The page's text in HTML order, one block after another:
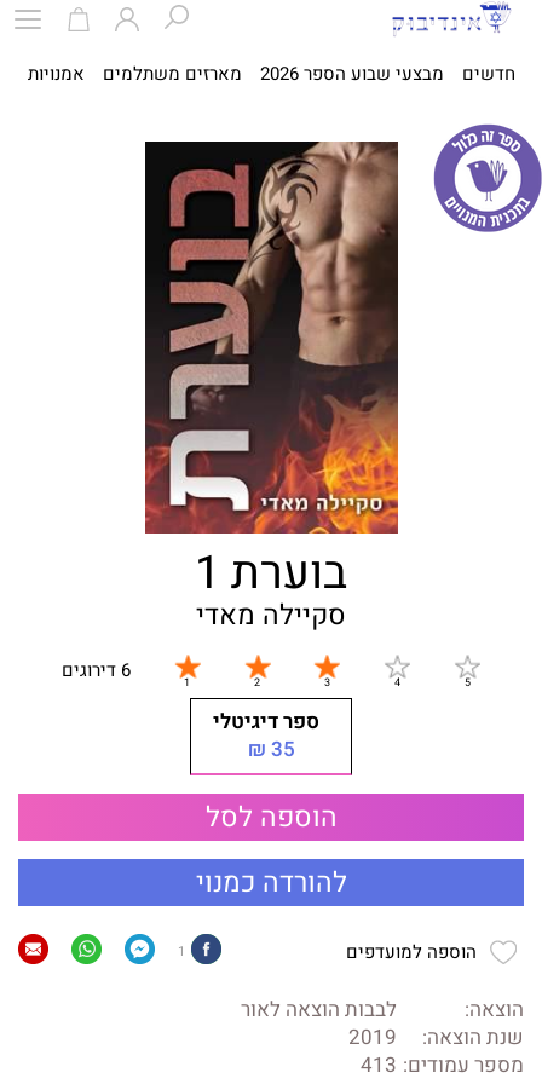
חדשים מבצעי שבוע הספר 2026 מארזים משתלמים אמנויות
בוערת 1
סקיילה מאדי
6 דירוגים
ספר דיגיטלי
35 ₪
הוספה לסל
להורדה כמנוי
הוספה למועדפים 1
הוצאה:
לבבות הוצאה לאור
שנת הוצאה:
2019
מספר עמודים: 413